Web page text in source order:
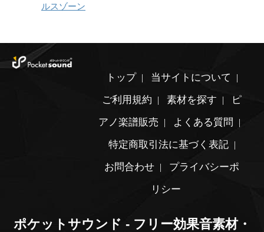
ルスゾーン
トップ
当サイトについて
ご利用規約
素材を探す
ピ
アノ楽譜販売
よくある質問
特定商取引法に基づく表記
お問合わせ
プライバシーポ
リシー
ポケットサウンド - フリー効果音素材・